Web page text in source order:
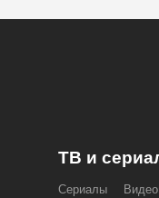
ТВ и
Сериалы Видео